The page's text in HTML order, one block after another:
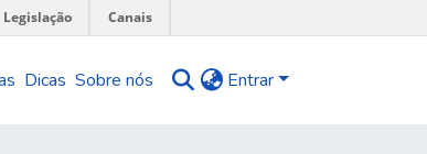
Legislação Canais
Dicas Sobre nós Entrar